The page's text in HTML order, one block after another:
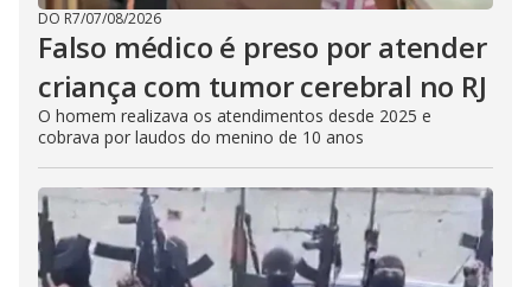
DO R7/07/08/2026
Falso médico é preso por atender
criança com tumor cerebral no RJ
O homem realizava os atendimentos desde 2025 e
cobrava por laudos do menino de 10 anos